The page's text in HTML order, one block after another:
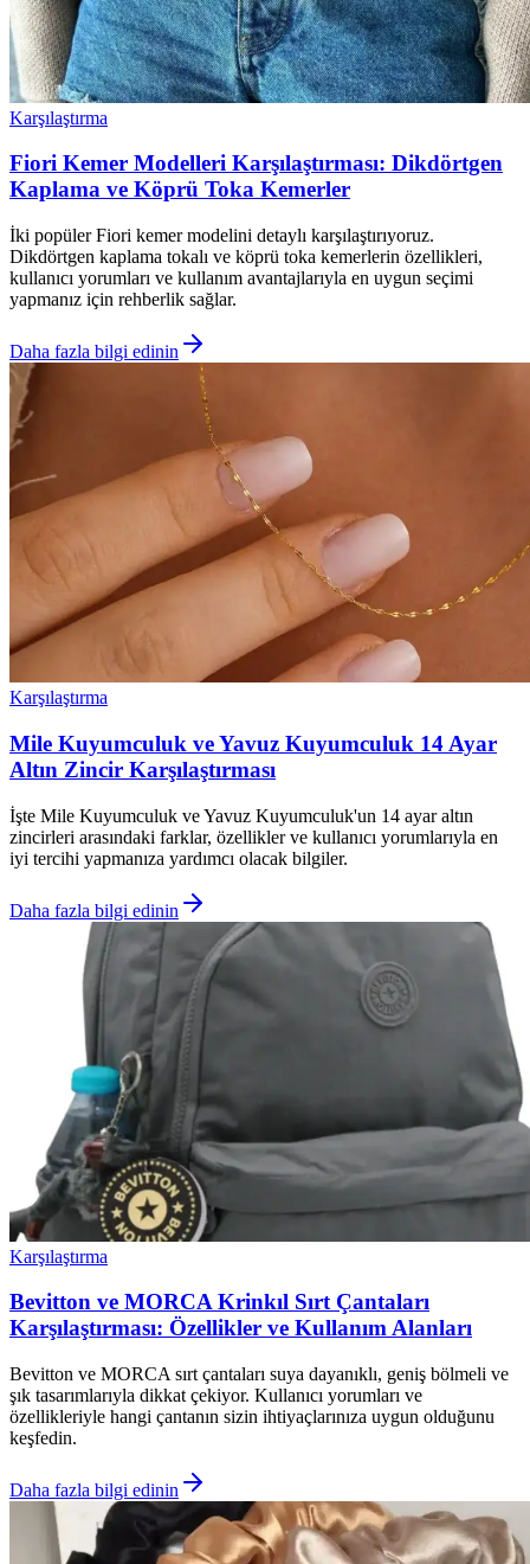
Karşılaştırma
Fiori Kemer Modelleri Karşılaştırması: Dikdörtgen
Kaplama ve Köprü Toka Kemerler
İki popüler Fiori kemer modelini detaylı karşılaştırıyoruz.
Dikdörtgen kaplama tokalı ve köprü toka kemerlerin özellikleri,
kullanıcı yorumları ve kullanım avantajlarıyla en uygun seçimi
yapmanız için rehberlik sağlar.
Daha fazla bilgi edinin
Karşılaştırma
Mile Kuyumculuk ve Yavuz Kuyumculuk 14 Ayar
Altın Zincir Karşılaştırması
İşte Mile Kuyumculuk ve Yavuz Kuyumculuk'un 14 ayar altın
zincirleri arasındaki farklar, özellikler ve kullanıcı yorumlarıyla en
iyi tercihi yapmanıza yardımcı olacak bilgiler.
Daha fazla bilgi edinin
Karşılaştırma
Bevitton ve MORCA Krinkıl Sırt Çantaları
Karşılaştırması: Özellikler ve Kullanım Alanları
Bevitton ve MORCA sırt çantaları suya dayanıklı, geniş bölmeli ve
şık tasarımlarıyla dikkat çekiyor. Kullanıcı yorumları ve
özellikleriyle hangi çantanın sizin ihtiyaçlarınıza uygun olduğunu
keşfedin.
Daha fazla bilgi edinin